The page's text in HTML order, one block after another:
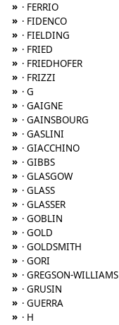
» · FERRIO
» · FIDENCO
» · FIELDING
» · FRIED
» · FRIEDHOFER
» · FRIZZI
» · G
» · GAIGNE
» · GAINSBOURG
» · GASLINI
» · GIACCHINO
» · GIBBS
» · GLASGOW
» · GLASS
» · GLASSER
» · GOBLIN
» · GOLD
» · GOLDSMITH
» · GORI
» · GREGSON-WILLIAMS
» · GRUSIN
» · GUERRA
» · H